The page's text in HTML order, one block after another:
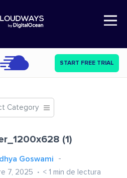
Open Nav
START FREE TRIAL
Category
(1)
Goswami
7, 2025 < 1 min de lectura